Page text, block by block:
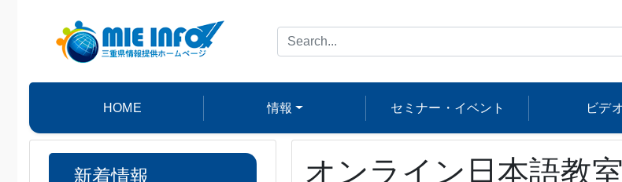
HOME 情報 セミナー・イベント ビデ
新着情報 オンライン日本語教